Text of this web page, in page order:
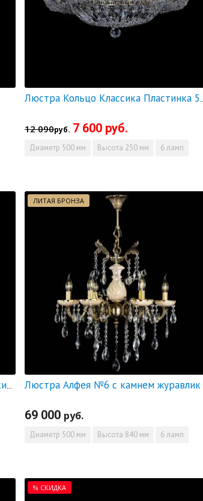
Люстра Кольцо
12 090руб. 7 600 руб.
Диаметр 500 мм Высота 250 мм 6 ламп
Люстра бронзовая Алфея №5 "Малахит" шар
ЛИТАЯ БРОНЗА
Люстра Алфея №6 с камнем журавлик
69 000 руб.
Диаметр 500 мм Высота 840 мм 6 ламп
% СКИДКА